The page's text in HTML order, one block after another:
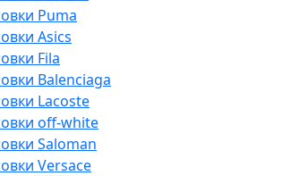
Puma
Asics
Fila
Balenciaga
Lacoste
off-white
Saloman
Versace